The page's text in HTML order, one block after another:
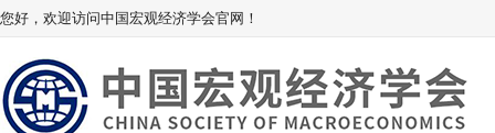
您好，欢迎访问中国宏观经济学会官网！